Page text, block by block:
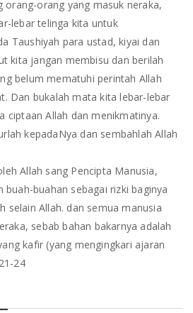
orang yang masuk neraka,
lebar telinga kita untuk
Taushiyah para ustad, kiyai dan
kita jangan membisu dan berilah
belum mematuhi perintah Allah
Dan bukalah mata kita lebar-lebar
ciptaan Allah dan menikmatinya.
kepadaNya dan sembahlah Allah
Allah sang Pencipta Manusia,
buahan sebagai rizki baginya
selain Allah. dan semua manusia
sebab bahan bakarnya adalah
kafir (yang mengingkari ajaran
24